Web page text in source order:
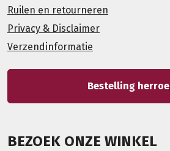
Ruilen en retourneren
Privacy & Disclaimer
Verzendinformatie
Bestelling
BEZOEK ONZE WINKEL